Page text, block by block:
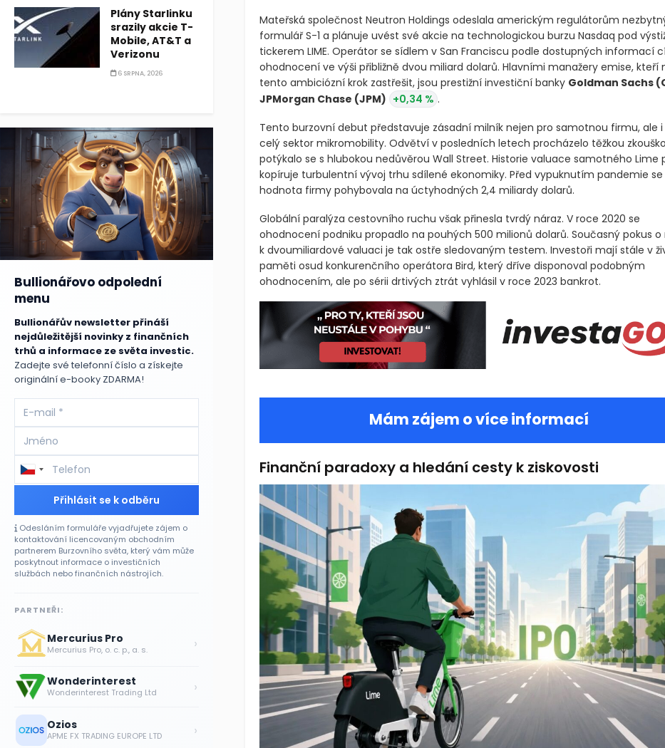
Mateřská společnost Neutron Holdings odeslala americkým regulátorům
formulář S-1 a plánuje uvést své akcie na technologickou burzu Nasdaq pod
tickerem LIME. Operátor se sídlem v San Franciscu podle dostupných informací
ohodnocení ve výši přibližně dvou miliard dolarů. Hlavními manažery emise, kteří
tento ambiciózní krok zastřešit, jsou prestižní investiční banky Goldman Sachs
JPMorgan Chase (JPM) +0,34 % .
Tento burzovní debut představuje zásadní milník nejen pro samotnou firmu, ale i
celý sektor mikromobility. Odvětví v posledních letech procházelo těžkou
potýkalo se s hlubokou nedůvěrou Wall Street. Historie valuace samotného Lime
kopíruje turbulentní vývoj trhu sdílené ekonomiky. Před vypuknutím pandemie se
hodnota firmy pohybovala na úctyhodných 2,4 miliardy dolarů.
Globální paralýza cestovního ruchu však přinesla tvrdý náraz. V roce 2020 se
ohodnocení podniku propadlo na pouhých 500 milionů dolarů. Současný pokus o
k dvoumiliardové valuaci je tak ostře sledovaným testem. Investoři mají stále v
paměti osud konkurenčního operátora Bird, který dříve disponoval podobným
ohodnocením, ale po sérii drtivých ztrát vyhlásil v roce 2023 bankrot.
Mám zájem o více informací
Finanční paradoxy a hledání cesty k ziskovosti
Plány Starlinku
srazily akcie T-
Mobile, AT&T a
Verizonu
6 SRPNA, 2026
Bullionářovo odpolední
menu
Bullionářův newsletter přináší
nejdůležitější novinky z finančních
trhů a informace ze světa investic.
Zadejte své telefonní číslo a získejte
originální e-booky ZDARMA!
Přihlásit se k odběru
Odesláním formuláře vyjadřujete zájem o
kontaktování licencovaným obchodním
partnerem Burzovního světa, který vám může
poskytnout informace o investičních
službách nebo finančních nástrojích.
PARTNEŘI:
Mercurius Pro
Mercurius Pro, o. c. p., a. s. ›
Wonderinterest
Wonderinterest Trading Ltd ›
Ozios
APME FX TRADING EUROPE LTD ›